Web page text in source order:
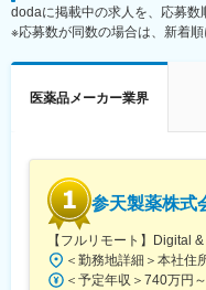
は優先的に採用を行
・配属後は自宅を起
アに支店やサテライ
・有給休暇取得率：
・「くるみん」「える
■各種手当・福利厚生：
・社宅制度あり（適
・日当あり（別途支
客様へ営業活動を行
などはございません。
※新規が発生する場
ざいません。
■育成環境
・営業職向け研修(製
施されるため、知識
・先輩社員の方の同
心できる環境です。
dodaに掲載中の求人を、応募数
※応募数が同数の場合は、新着順
医薬品メーカー業界
参天製薬株式
【フルリモート】Digital